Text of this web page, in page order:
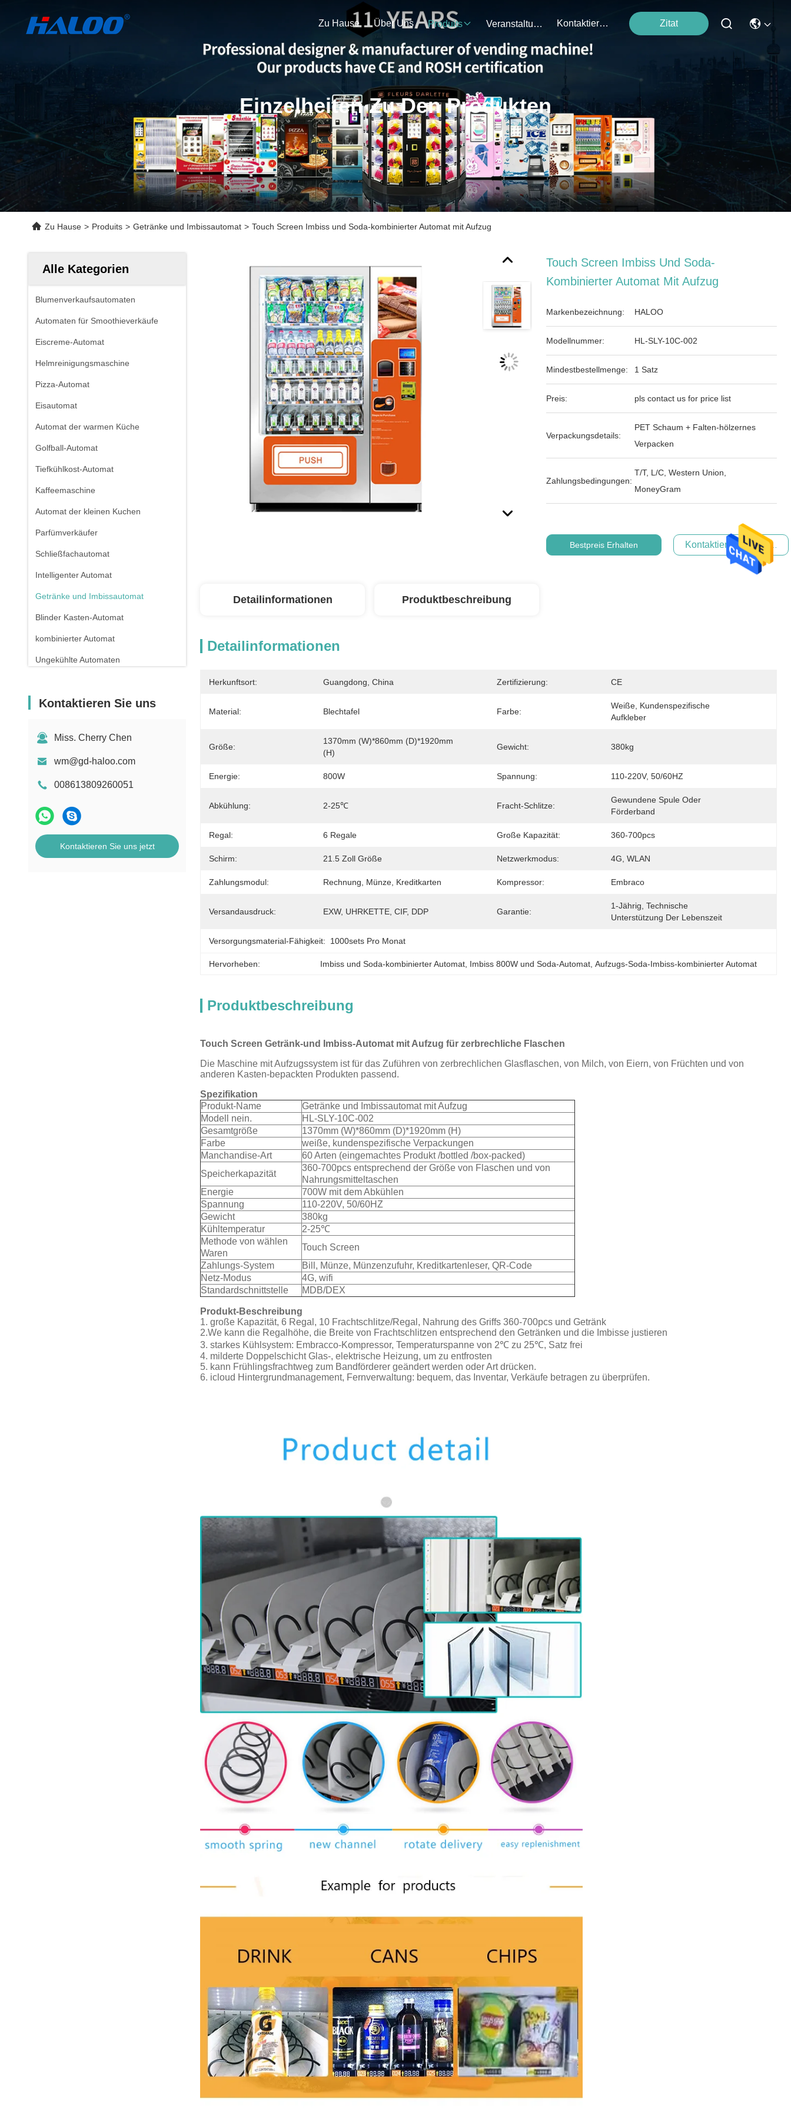
Zu Hause Über Uns Produits Veranstaltungen Kontaktieren Sie Uns Zitat
Einzelheiten Zu Den Produkten
Zu Hause > Produits > Getränke und Imbissautomat > Touch Screen Imbiss und Soda-kombinierter Automat mit Aufzug
Alle Kategorien
Blumenverkaufsautomaten
Automaten für Smoothieverkäufe
Eiscreme-Automat
Helmreinigungsmaschine
Pizza-Automat
Eisautomat
Automat der warmen Küche
Golfball-Automat
Tiefkühlkost-Automat
Kaffeemaschine
Automat der kleinen Kuchen
Parfümverkäufer
Schließfachautomat
Intelligenter Automat
Getränke und Imbissautomat
Blinder Kasten-Automat
kombinierter Automat
Ungekühlte Automaten
Flüssiger reinigender Automat
Sex Toy Vending Machine
Nagelverkaufsautomaten
Kontaktieren Sie uns
Miss. Cherry Chen
wm@gd-haloo.com
008613809260051
Kontaktieren Sie uns jetzt
Touch Screen Imbiss Und Soda-
Kombinierter Automat Mit Aufzug
Markenbezeichnung: HALOO
Modellnummer: HL-SLY-10C-002
Mindestbestellmenge: 1 Satz
Preis: pls contact us for price list
Verpackungsdetails:
PET Schaum + Falten-hölzernes
Verpacken
Zahlungsbedingungen:
T/T, L/C, Western Union,
MoneyGram
Bestpreis Erhalten Kontaktieren Sie Uns
Detailinformationen Produktbeschreibung
Detailinformationen
Herkunftsort: Guangdong, China Zertifizierung: CE
Material: Blechtafel Farbe:
Weiße, Kundenspezifische
Aufkleber
Größe:
1370mm (W)*860mm (D)*1920mm
(H)
Gewicht: 380kg
Energie: 800W Spannung: 110-220V, 50/60HZ
Abkühlung: 2-25℃ Fracht-Schlitze:
Gewundene Spule Oder
Förderband
Regal: 6 Regale Große Kapazität: 360-700pcs
Schirm: 21.5 Zoll Größe Netzwerkmodus: 4G, WLAN
Zahlungsmodul: Rechnung, Münze, Kreditkarten Kompressor: Embraco
Versandausdruck: EXW, UHRKETTE, CIF, DDP Garantie:
1-Jährig, Technische
Unterstützung Der Lebenszeit
Versorgungsmaterial-Fähigkeit: 1000sets Pro Monat
Hervorheben: Imbiss und Soda-kombinierter Automat Imbiss 800W und Soda-Automat , Aufzugs-Soda-Imbiss-kombinierter Automat
Produktbeschreibung
Touch Screen Getränk-und Imbiss-Automat mit Aufzug für zerbrechliche Flaschen
Die Maschine mit Aufzugssystem ist für das Zuführen von zerbrechlichen Glasflaschen, von Milch, von Eiern, von Früchten und von
anderen Kasten-bepackten Produkten passend.
Spezifikation
Produkt-Name
Getränke und Imbissautomat mit Aufzug
Modell nein.
HL-SLY-10C-002
Gesamtgröße
1370mm (W)*860mm (D)*1920mm (H)
Farbe
weiße, kundenspezifische Verpackungen
Manchandise-Art
60 Arten (eingemachtes Produkt /bottled /box-packed)
Speicherkapazität
360-700pcs entsprechend der Größe von Flaschen und von
Nahrungsmitteltaschen
Energie
700W mit dem Abkühlen
Spannung
110-220V, 50/60HZ
Gewicht
380kg
Kühltemperatur
2-25℃
Methode von wählen
Waren
Touch Screen
Zahlungs-System
Bill, Münze, Münzenzufuhr, Kreditkartenleser, QR-Code
Netz-Modus
4G, wifi
Standardschnittstelle
MDB/DEX
Produkt-Beschreibung
1. große Kapazität, 6 Regal, 10 Frachtschlitze/Regal, Nahrung des Griffs 360-700pcs und Getränk
2.We kann die Regalhöhe, die Breite von Frachtschlitzen entsprechend den Getränken und die Imbisse justieren
3. starkes Kühlsystem: Embracco-Kompressor, Temperaturspanne von 2℃ zu 25℃, Satz frei
4. milderte Doppelschicht Glas-, elektrische Heizung, um zu entfrosten
5. kann Frühlingsfrachtweg zum Bandförderer geändert werden oder Art drücken.
6. icloud Hintergrundmanagement, Fernverwaltung: bequem, das Inventar, Verkäufe betragen zu überprüfen.